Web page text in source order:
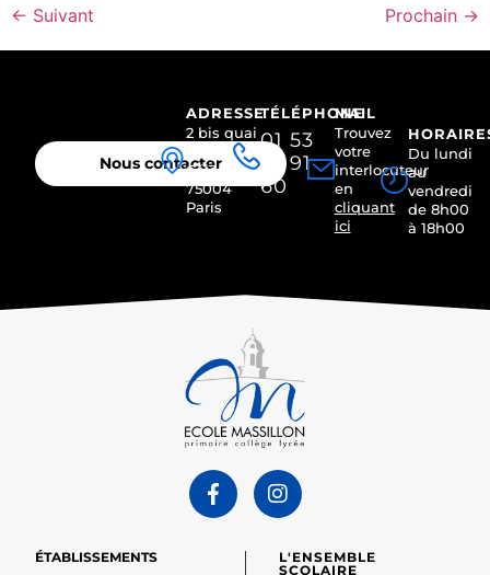
← Suivant Prochain →
Nous contacter
ADRESSE
2 bis quai
Célestins
75004
Paris
TÉLÉPHONE
01 53
01 91
60
MAIL
Trouvez
votre
interlocuteur
en
cliquant
ici
Du lundi
au
vendredi
de 8h00
à 18h00
ÉTABLISSEMENTS
L'ENSEMBLE
SCOLAIRE